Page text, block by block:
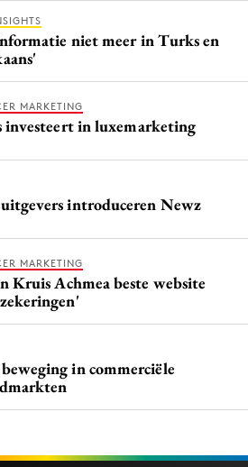
niet meer in Turks en
MARKETING
investeert in luxemarketing
introduceren Newz
MARKETING
Kruis Achmea beste website
in commerciële